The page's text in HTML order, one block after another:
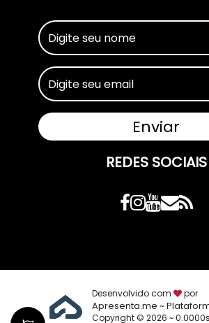
REDES SOCIAIS
Desenvolvido com por
Apresenta.me ~
Copyright © 2026 ~ 0.0000s